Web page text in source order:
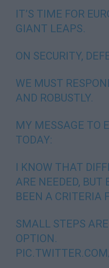
IT’S TIME FOR
GIANT LEAPS.
ON SECURITY,
WE MUST
AND ROBUSTLY.
MY MESSAGE TO
TODAY:
I KNOW THAT
ARE NEEDED, BUT
BEEN A CRITERIA
SMALL STEPS
OPTION.